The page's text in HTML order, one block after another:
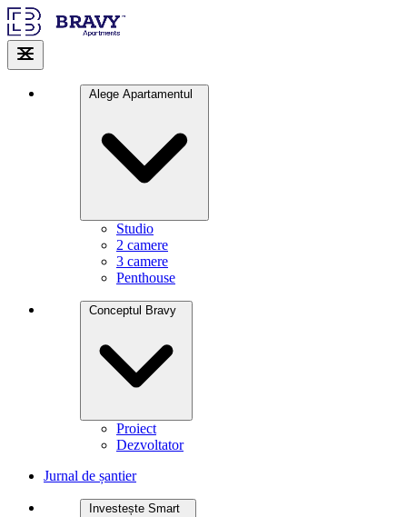
Alege Apartamentul
Studio
2 camere
3 camere
Penthouse
Conceptul Bravy
Proiect
Dezvoltator
Jurnal de șantier
Investește Smart